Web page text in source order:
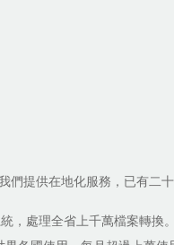
們提供在地化服務，已有二
，處理全省上千萬檔案轉換。